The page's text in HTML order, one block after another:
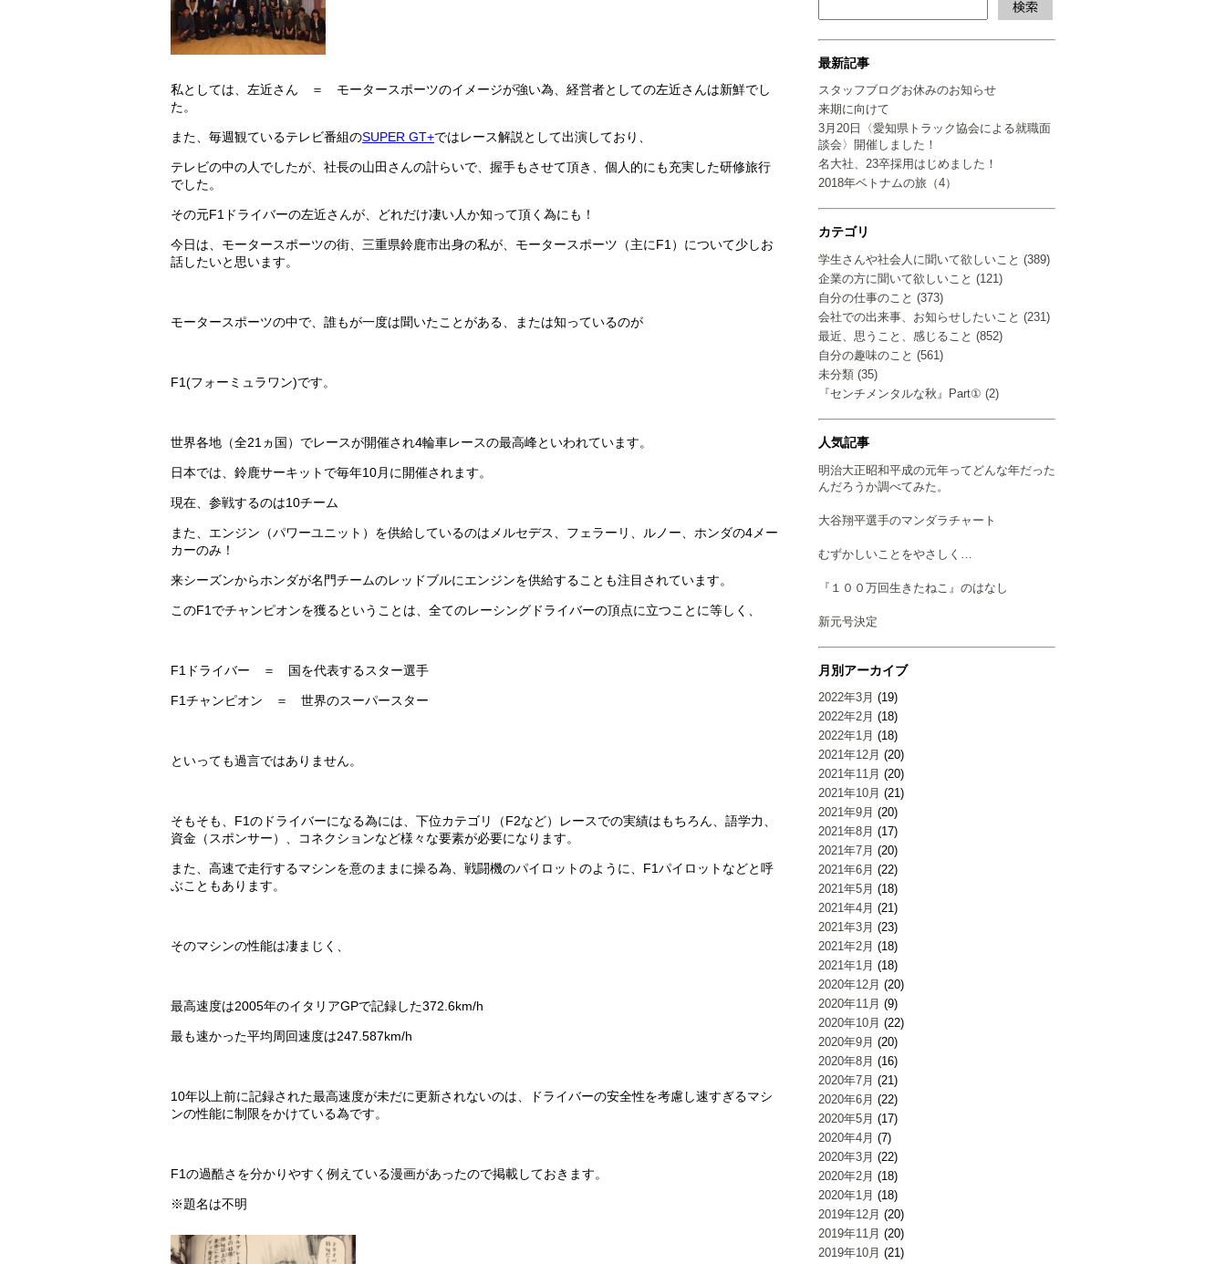
最新記事
スタッフブログお休みのお知らせ
来期に向けて
3月20日〈愛知県トラック協会による就職面
談会〉開催しました！
名大社、23卒採用はじめました！
2018年ベトナムの旅（4）
カテゴリ
学生さんや社会人に聞いて欲しいこと (389)
企業の方に聞いて欲しいこと (121)
自分の仕事のこと (373)
会社での出来事、お知らせしたいこと (231)
最近、思うこと、感じること (852)
自分の趣味のこと (561)
未分類 (35)
『センチメンタルな秋』Part① (2)
人気記事
明治大正昭和平成の元年ってどんな年だった
んだろうか調べてみた。
大谷翔平選手のマンダラチャート
むずかしいことをやさしく…
『１００万回生きたねこ』のはなし
新元号決定
月別アーカイブ
2022年3月 (19)
2022年2月 (18)
2022年1月 (18)
2021年12月 (20)
2021年11月 (20)
2021年10月 (21)
2021年9月 (20)
2021年8月 (17)
2021年7月 (20)
2021年6月 (22)
2021年5月 (18)
2021年4月 (21)
2021年3月 (23)
2021年2月 (18)
2021年1月 (18)
2020年12月 (20)
2020年11月 (9)
2020年10月 (22)
2020年9月 (20)
2020年8月 (16)
2020年7月 (21)
2020年6月 (22)
2020年5月 (17)
2020年4月 (7)
2020年3月 (22)
2020年2月 (18)
2020年1月 (18)
2019年12月 (20)
2019年11月 (20)
2019年10月 (21)
私としては、左近さん ＝ モータースポーツのイメージが強い為、経営者としての左近さんは新鮮でし
た。
また、毎週観ているテレビ番組のSUPER GT+ではレース解説として出演しており、
テレビの中の人でしたが、社長の山田さんの計らいで、握手もさせて頂き、個人的にも充実した研修旅行
でした。
その元F1ドライバーの左近さんが、どれだけ凄い人か知って頂く為にも！
今日は、モータースポーツの街、三重県鈴鹿市出身の私が、モータースポーツ（主にF1）について少しお
話したいと思います。
モータースポーツの中で、誰もが一度は聞いたことがある、または知っているのが
F1(フォーミュラワン)です。
世界各地（全21ヵ国）でレースが開催され4輪車レースの最高峰といわれています。
日本では、鈴鹿サーキットで毎年10月に開催されます。
現在、参戦するのは10チーム
また、エンジン（パワーユニット）を供給しているのはメルセデス、フェラーリ、ルノー、ホンダの4メー
カーのみ！
来シーズンからホンダが名門チームのレッドブルにエンジンを供給することも注目されています。
このF1でチャンピオンを獲るということは、全てのレーシングドライバーの頂点に立つことに等しく、
F1ドライバー ＝ 国を代表するスター選手
F1チャンピオン ＝ 世界のスーパースター
といっても過言ではありません。
そもそも、F1のドライバーになる為には、下位カテゴリ（F2など）レースでの実績はもちろん、語学力、
資金（スポンサー）、コネクションなど様々な要素が必要になります。
また、高速で走行するマシンを意のままに操る為、戦闘機のパイロットのように、F1パイロットなどと呼
ぶこともあります。
そのマシンの性能は凄まじく、
最高速度は2005年のイタリアGPで記録した372.6km/h
最も速かった平均周回速度は247.587km/h
10年以上前に記録された最高速度が未だに更新されないのは、ドライバーの安全性を考慮し速すぎるマシ
ンの性能に制限をかけている為です。
F1の過酷さを分かりやすく例えている漫画があったので掲載しておきます。
※題名は不明